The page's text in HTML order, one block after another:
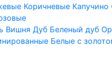
Коричневые Капучино
Вишня Дуб Беленый дуб
Белые с